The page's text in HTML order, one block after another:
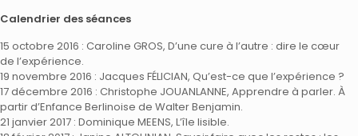
Calendrier des séances
15 octobre 2016 : Caroline GROS, D’une cure à l’autre : dire le cœur
de l’expérience.
19 novembre 2016 : Jacques FÉLICIAN, Qu’est-ce que l’expérience ?
17 décembre 2016 : Christophe JOUANLANNE, Apprendre à parler. À
partir d’Enfance Berlinoise de Walter Benjamin.
21 janvier 2017 : Dominique MEENS, L’île lisible.